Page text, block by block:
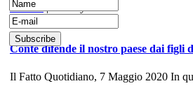
Articoli
Conte difende il nostro paese dai figli
Il Fatto Quotidiano, 7 Maggio 2020 In